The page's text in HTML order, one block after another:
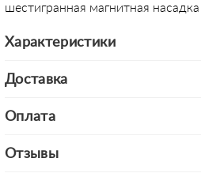
шестигранная магнитная
Характеристики
Доставка
Оплата
Отзывы